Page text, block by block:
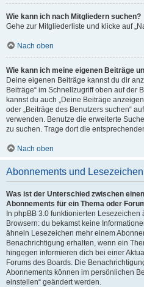
Wie kann ich nach Mitgliedern suchen?
Gehe zur Mitgliederliste und klicke auf
Nach oben
Wie kann ich meine eigenen Beiträge
Deine eigenen Beiträge kannst du dir
Beiträge“ im Schnellzugriff oben auf der
kannst du auch „Deine Beiträge
oder „Beiträge des Benutzers suchen“
verwenden. Benutze die erweiterte
zu suchen. Trage dort die
Nach oben
Abonnements und Lesezeichen
Was ist der Unterschied zwischen
Abonnements für ein Thema oder
In phpBB 3.0 funktionierten
Browsern: du bekamst keine
ähneln Lesezeichen mehr einem
Benachrichtigung erhalten, wenn ein
hingegen informieren dich bei einer
Forums des Boards. Die
Abonnements können im persönlichen
einstellen“ geändert werden.